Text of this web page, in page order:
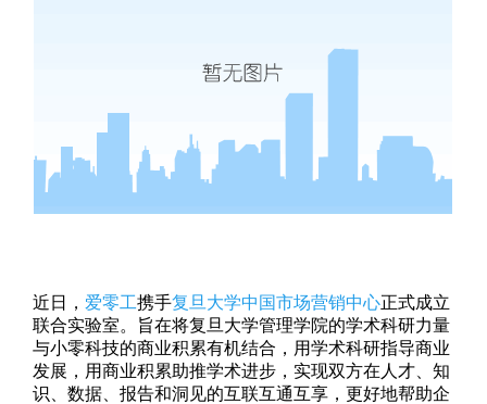
近日， 爱零工携手复旦大学中国市场营销中心正式成立
联合实验室。旨在将复旦大学管理学院的学术科研力量
与小零科技的商业积累有机结合，用学术科研指导商业
发展，用商业积累助推学术进步，实现双方在人才、知
识、数据、报告和洞见的互联互通互享，更好地帮助企